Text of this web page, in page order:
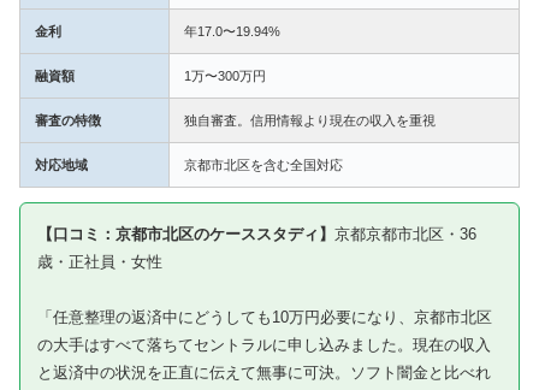
金利 年17.0〜19.94%
融資額 1万〜300万円
審査の特徴 独自審査。信用情報より現在の収入を重視
対応地域 京都市北区を含む全国対応
【口コミ：京都市北区のケーススタディ】 京都京都市北区・36
歳・正社員・女性
「任意整理の返済中にどうしても10万円必要になり、京都市北区
の大手はすべて落ちてセントラルに申し込みました。現在の収入
と返済中の状況を正直に伝えて無事に可決。ソフト闇金と比べれ